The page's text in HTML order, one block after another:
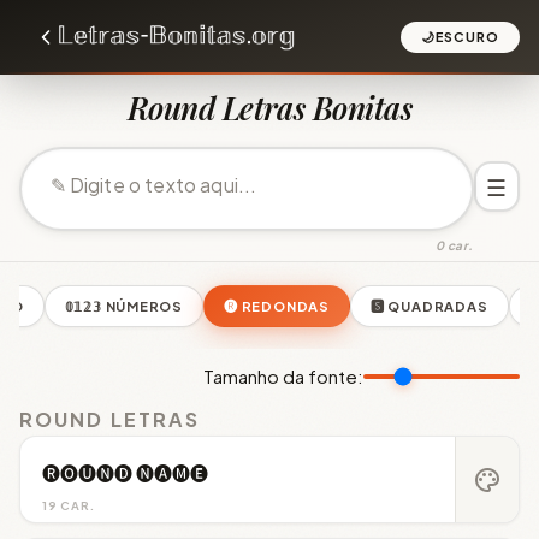
🌙ESCURO
Round Letras Bonitas
0 car.
☰
𝟘𝟙𝟚𝟛 NÚMEROS 🅡 REDONDAS 🆂 QUADRADAS
Tamanho da fonte:
ROUND LETRAS
19 CAR.
🅡🅞🅤🅝🅓 🅝🅐🅜🅔 palette